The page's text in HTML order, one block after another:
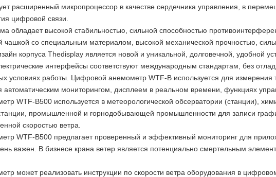
расширенный микропроцессор в качестве сердечника управления, в
цифровой связи.
обладает высокой стабильностью, сильной способностью
чашкой со специальным материалом, высокой механической прочностью,
корпуса Thedisplay является новой и уникальной, долговечной, удобной
интерфейсы соответствуют международным стандартам, без
условиях работы. Цифровой анемометр WTF-B используется для измерения
автоматическим мониторингом, дисплеем в реальном времени, функциях
WTF-B500 используется в метеорологической обсерватории (станции),
промышленной и горнодобывающей промышленности для записи
скоростью ветра.
WTF-B500 предлагает проверенный и эффективный мониторинг для
важен. В бизнесе крана ветер является потенциально смертельным
может реализовать инструкции по скорости ветра оборудования в